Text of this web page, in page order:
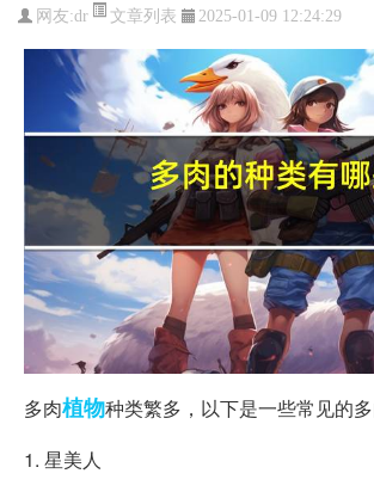
网友:dr 文章列表 2025-01-09 12:24:29
多肉植物种类繁多，以下是一些常见的
1. 星美人